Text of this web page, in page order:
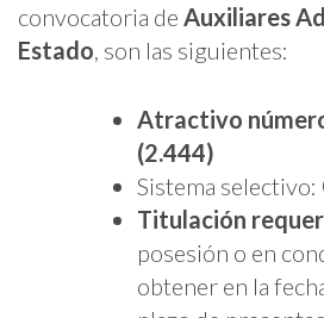
convocatoria de Auxiliares
Estado , son las siguientes:
Atractivo
(2.444)
Sistema selectivo:
Titulación
posesión o en
obtener en la